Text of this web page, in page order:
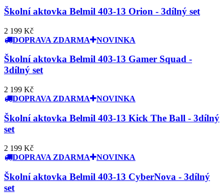
Školní aktovka Belmil 403-13 Orion - 3dílný set
2 199 Kč
DOPRAVA ZDARMA
NOVINKA
Školní aktovka Belmil 403-13 Gamer Squad -
3dílný set
2 199 Kč
DOPRAVA ZDARMA
NOVINKA
Školní aktovka Belmil 403-13 Kick The Ball - 3dílný
set
2 199 Kč
DOPRAVA ZDARMA
NOVINKA
Školní aktovka Belmil 403-13 CyberNova - 3dílný
set